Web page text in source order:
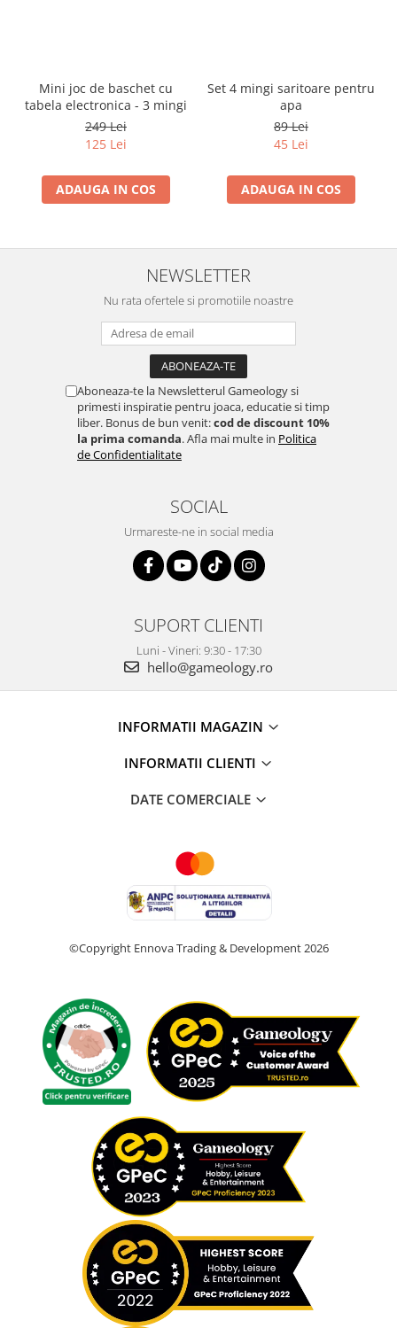
Mini joc de baschet cu
tabela electronica - 3 mingi
249 Lei
125 Lei
ADAUGA IN COS
Set 4 mingi saritoare pentru
apa
89 Lei
45 Lei
ADAUGA IN COS
NEWSLETTER
Nu rata ofertele si promotiile noastre
Aboneaza-te la Newsletterul Gameology si
primesti inspiratie pentru joaca, educatie si timp
liber. Bonus de bun venit:cod de discount 10%
la prima comanda. Afla mai multe in Politica
de Confidentialitate
SOCIAL
Urmareste-ne in social media
SUPORT CLIENTI
Luni - Vineri: 9:30 - 17:30
hello@gameology.ro
INFORMATII MAGAZIN
INFORMATII CLIENTI
DATE COMERCIALE
©Copyright Ennova Trading & Development 2026